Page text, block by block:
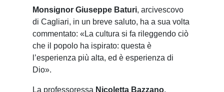
Monsignor Giuseppe Baturi, arcivescovo
di Cagliari, in un breve saluto, ha a sua volta
commentato: «La cultura si fa rileggendo ciò
che il popolo ha ispirato: questa è
l’esperienza più alta, ed è esperienza di
Dio».
La professoressa Nicoletta Bazzano,